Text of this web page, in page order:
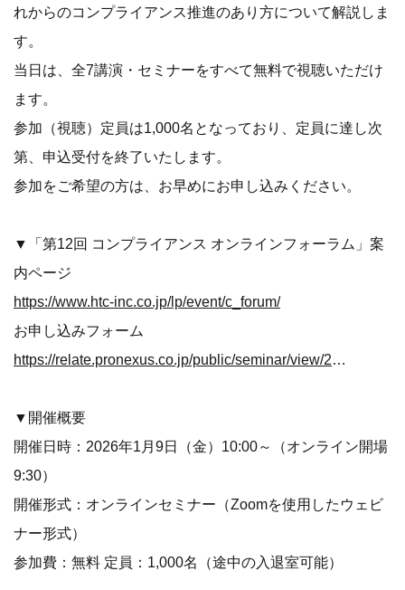
れからのコンプライアンス推進のあり方について解説しま
す。
当日は、全7講演・セミナーをすべて無料で視聴いただけ
ます。
参加（視聴）定員は1,000名となっており、定員に達し次
第、申込受付を終了いたします。
参加をご希望の方は、お早めにお申し込みください。
▼「第12回 コンプライアンス オンラインフォーラム」案
内ページ
https://www.htc-inc.co.jp/lp/event/c_forum/
お申し込みフォーム
https://relate.pronexus.co.jp/public/seminar/view/28419
▼開催概要
開催日時：2026年1月9日（金）10:00～（オンライン開場
9:30）
開催形式：オンラインセミナー（Zoomを使用したウェビ
ナー形式）
参加費：無料 定員：1,000名（途中の入退室可能）